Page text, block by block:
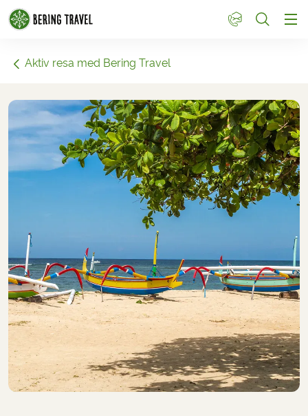
1
Aktiv resa med Bering Travel